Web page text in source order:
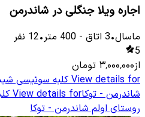
اجاره ویلا جنگلی در شاندرمن
ماسال•
3 اتاق -
400 متر•
12 نفر
5
از۳٬۰۰۰٬۰۰۰ تومان
View details for کلبه سوئیسی
شاندرمن - توکاView details for
روستای اولم شاندرمن - توکا